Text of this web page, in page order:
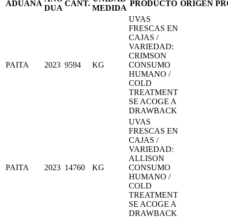
ADUANA
DUA
CANT.
MEDIDA
PRODUCTO ORIGEN
PAITA 2023 9594 KG
UVAS
FRESCAS EN
CAJAS /
VARIEDAD:
CRIMSON
CONSUMO
HUMANO /
COLD
TREATMENT
SE ACOGE A
DRAWBACK
PAITA 2023 14760 KG
UVAS
FRESCAS EN
CAJAS /
VARIEDAD:
ALLISON
CONSUMO
HUMANO /
COLD
TREATMENT
SE ACOGE A
DRAWBACK